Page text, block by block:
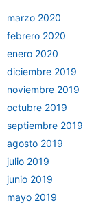
marzo 2020
febrero 2020
enero 2020
diciembre 2019
noviembre 2019
octubre 2019
septiembre 2019
agosto 2019
julio 2019
junio 2019
mayo 2019